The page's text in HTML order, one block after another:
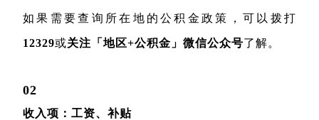
如果需要查询所在地的公积金政策，可以拨打
12329或关注「地区+公积金」微信公众号了解。
02
收入项：工资、补贴